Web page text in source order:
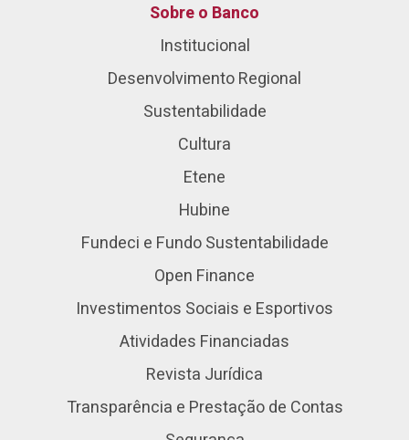
Sobre o Banco
Institucional
Desenvolvimento Regional
Sustentabilidade
Cultura
Etene
Hubine
Fundeci e Fundo Sustentabilidade
Open Finance
Investimentos Sociais e Esportivos
Atividades Financiadas
Revista Jurídica
Transparência e Prestação de Contas